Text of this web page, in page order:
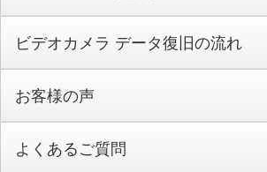
ビデオカメラ データ復旧の流れ
お客様の声
よくあるご質問